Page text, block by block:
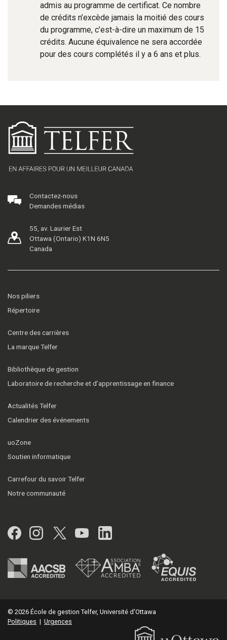
admis au programme de certificat. Ce nombre
de crédits n’excède jamais la moitié des cours
du programme, c’est-à-dire un maximum de 15
crédits. Aucune équivalence ne sera accordée
pour des cours complétés il y a 6 ans et plus.
Contactez-nous
Demandes médias
55, av. Laurier Est
Ottawa (Ontario) K1N 6N5
Canada
Nos piliers
Répertoire
Centre des carrières
La marque Telfer
Bibliothèque de gestion
Laboratoire de recherche et d’apprentissage en finance
Actualités Telfer
Calendrier des événements
uoZone
Soutien informatique
Carrefour du savoir Telfer
Notre communauté
Facebook
Instagram
Twitter
YouTubeLinkedIn
© 2026 École de gestion Telfer, Université d'Ottawa
Politiques | Urgences